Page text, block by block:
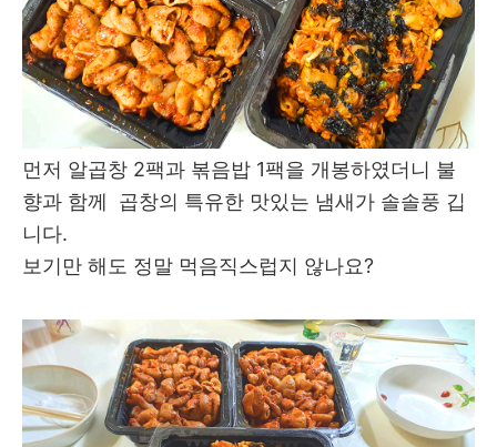
먼저 알곱창 2팩과 볶음밥 1팩을 개봉하였더니 불
향과 함께 곱창의 특유한 맛있는 냄새가 솔솔풍 깁
니다.
보기만 해도 정말 먹음직스럽지 않나요?